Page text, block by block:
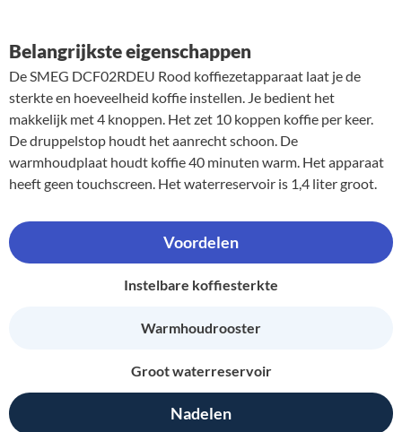
Belangrijkste eigenschappen
De SMEG DCF02RDEU Rood koffiezetapparaat laat je de
sterkte en hoeveelheid koffie instellen. Je bedient het
makkelijk met 4 knoppen. Het zet 10 koppen koffie per keer.
De druppelstop houdt het aanrecht schoon. De
warmhoudplaat houdt koffie 40 minuten warm. Het apparaat
heeft geen touchscreen. Het waterreservoir is 1,4 liter groot.
Voordelen
Instelbare koffiesterkte
Warmhoudrooster
Groot waterreservoir
Nadelen